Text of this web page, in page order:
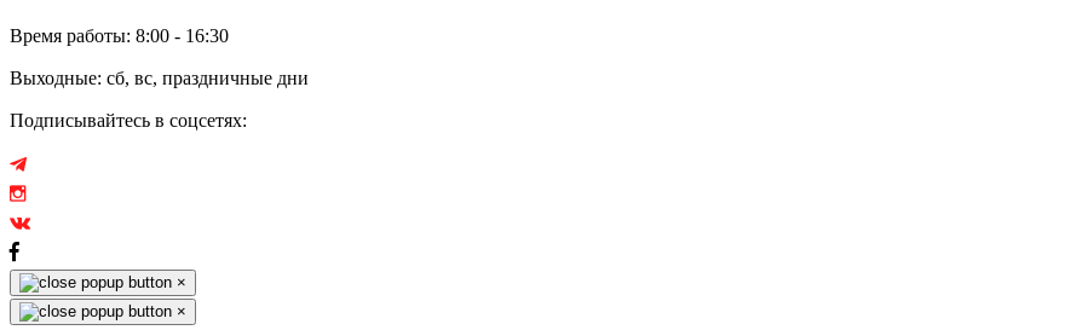
Время работы: 8:00 - 16:30
Выходные: сб, вс, праздничные дни
Подписывайтесь в соцсетях:
×
×